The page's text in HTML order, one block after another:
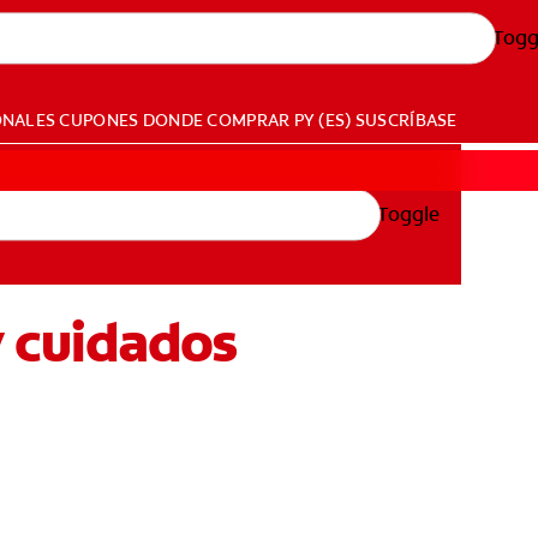
CUPONES DONDE COMPRAR PY (ES) SUSCRÍBASE
Toggle
cuidados